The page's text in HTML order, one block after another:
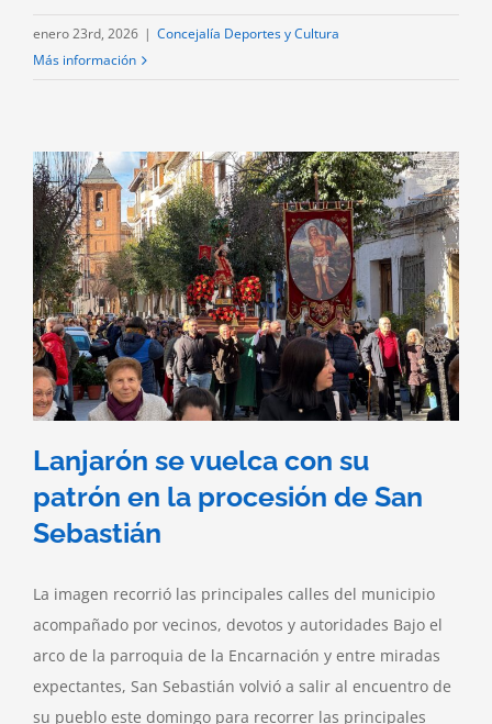
enero 23rd, 2026 | Concejalía Deportes y Cultura
Más información
Lanjarón se vuelca con su
patrón en la procesión de San
Sebastián
La imagen recorrió las principales calles del municipio
acompañado por vecinos, devotos y autoridades Bajo el
arco de la parroquia de la Encarnación y entre miradas
expectantes, San Sebastián volvió a salir al encuentro de
su pueblo este domingo para recorrer las principales